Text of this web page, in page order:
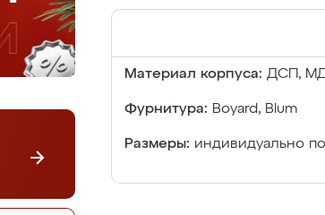
Материал корпуса: ДСП,
Фурнитура: Boyard, Blum
Размеры: индивидуально